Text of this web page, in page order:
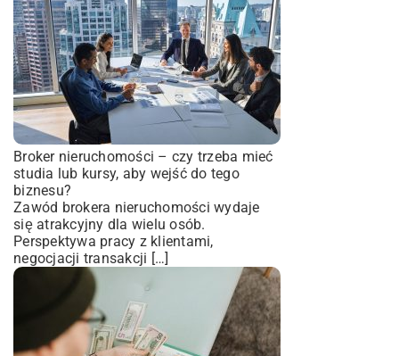
Broker nieruchomości – czy trzeba mieć
studia lub kursy, aby wejść do tego
biznesu?
Zawód brokera nieruchomości wydaje
się atrakcyjny dla wielu osób.
Perspektywa pracy z klientami,
negocjacji transakcji […]